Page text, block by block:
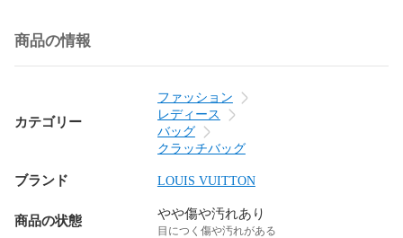
商品の情報
カテゴリー
ファッション
レディース
バッグ
クラッチバッグ
ブランド LOUIS VUITTON
商品の状態 やや傷や汚れあり
目につく傷や汚れがある